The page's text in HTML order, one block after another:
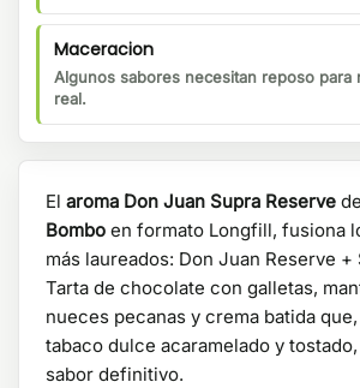
Maceracion
Algunos sabores necesitan reposo para
real.
El aroma Don Juan Supra Reserve de
Bombo en formato Longfill, fusiona
más laureados: Don Juan Reserve +
Tarta de chocolate con galletas,
nueces pecanas y crema batida
tabaco dulce acaramelado y
sabor definitivo.